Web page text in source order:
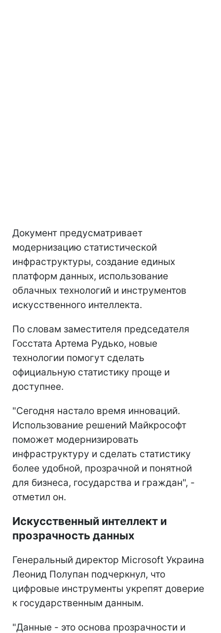
Документ предусматривает
модернизацию статистической
инфраструктуры, создание единых
платформ данных, использование
облачных технологий и инструментов
искусственного интеллекта.
По словам заместителя председателя
Госстата Артема Рудько, новые
технологии помогут сделать
официальную статистику проще и
доступнее.
"Сегодня настало время инноваций.
Использование решений Майкрософт
поможет модернизировать
инфраструктуру и сделать статистику
более удобной, прозрачной и понятной
для бизнеса, государства и граждан", -
отметил он.
Искусственный интеллект и
прозрачность данных
Генеральный директор Microsoft Украина
Леонид Полупан подчеркнул, что
цифровые инструменты укрепят доверие
к государственным данным.
"Данные - это основа прозрачности и